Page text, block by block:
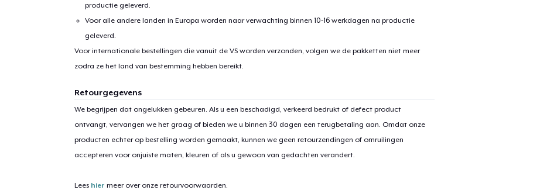
productie geleverd.
Voor alle andere landen in Europa worden naar verwachting binnen 10-16 werkdagen na productie
geleverd.
Voor internationale bestellingen die vanuit de VS worden verzonden, volgen we de pakketten niet meer
zodra ze het land van bestemming hebben bereikt.
Retourgegevens
We begrijpen dat ongelukken gebeuren. Als u een beschadigd, verkeerd bedrukt of defect product
ontvangt, vervangen we het graag of bieden we u binnen 30 dagen een terugbetaling aan. Omdat onze
producten echter op bestelling worden gemaakt, kunnen we geen retourzendingen of omruilingen
accepteren voor onjuiste maten, kleuren of als u gewoon van gedachten verandert.
Lees hier meer over onze retourvoorwaarden.